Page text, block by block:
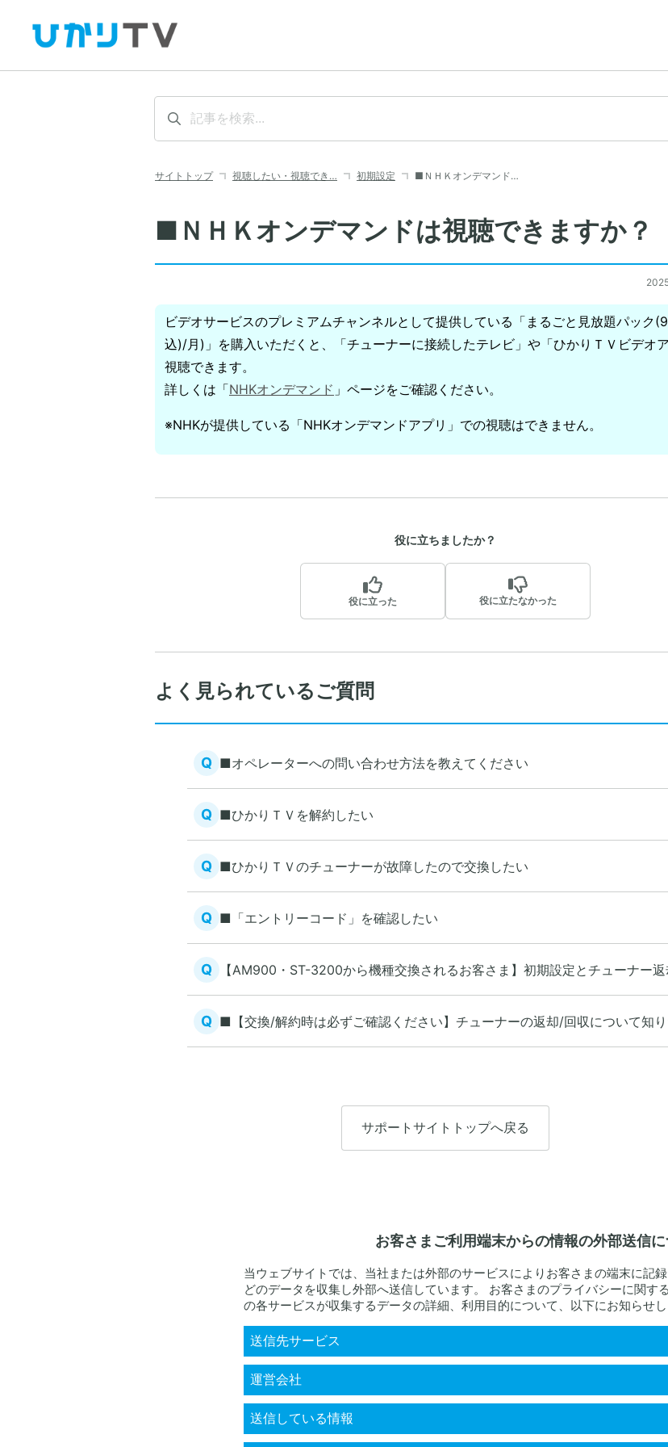
サイトトップ 視聴したい・視聴でき… 初期設定 ■ＮＨＫオンデマンド…
■ＮＨＫオンデマンドは視聴できますか？
ビデオサービスのプレミアムチャンネルとして提供している「まるごと見放題パック
込)/月)」を購入いただくと、「チューナーに接続したテレビ」や「ひかりＴＶビデオ
視聴できます。
詳しくは「NHKオンデマンド 」ページをご確認ください。
※NHKが提供している「NHKオンデマンドアプリ」での視聴はできません。
役に立ちましたか？
役に立った 役に立たなかった
よく見られているご質問
Q ■オペレーターへの問い合わせ方法を教えてください
Q ■ひかりＴＶを解約したい
Q ■ひかりＴＶのチューナーが故障したので交換したい
Q ■「エントリーコード」を確認したい
Q 【AM900・ST-3200から機種交換されるお客さま】初期設定とチューナー
Q ■【交換/解約時は必ずご確認ください】チューナーの返却/回収について知
サポートサイトトップへ戻る
お客さまご利用端末からの情報の外部送信
当ウェブサイトでは、当社または外部のサービスによりお客さまの端末に記
どのデータを収集し外部へ送信しています。 お客さまのプライバシーに関す
の各サービスが収集するデータの詳細、利用目的について、以下にお知らせし
送信先サービス
KARTE RightSupport
運営会社
株式会社プレイド
送信している情報